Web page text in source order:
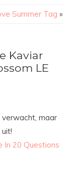
Summer Tag »
Kaviar
LE
verwacht, maar
In 20 Questions